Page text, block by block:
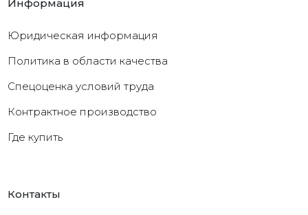
Информация
Юридическая информация
Политика в области качества
Cпецоценка условий труда
Контрактное производство
Где купить
Контакты